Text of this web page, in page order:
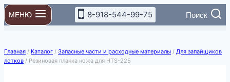
Перейти
к
содержимому
МЕНЮ 8-918-544-99-75 Поиск
Главная / Каталог / Запасные части и расходные материалы / Для запайщиков
лотков / Резиновая планка ножа для HTS-225